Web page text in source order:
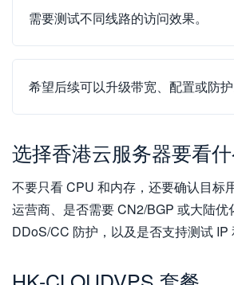
需要测试不同线路的访问效果。
希望后续可以升级带宽、配置或防护
选择香港云服务器要看
不要只看 CPU 和内存，还要确认目标
运营商、是否需要 CN2/BGP 或大陆优
DDoS/CC 防护，以及是否支持测试 IP